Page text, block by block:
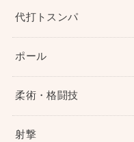
代打トスンパ
ポール
柔術・格闘技
射撃